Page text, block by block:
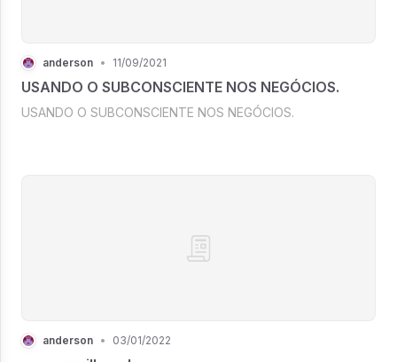
anderson • 11/09/2021
USANDO O SUBCONSCIENTE NOS NEGÓCIOS.
USANDO O SUBCONSCIENTE NOS NEGÓCIOS.
anderson • 03/01/2022